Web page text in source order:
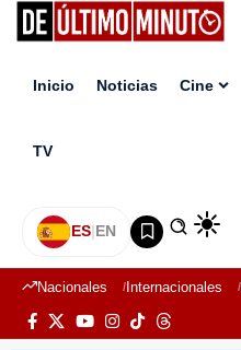
Inicio Noticias Cine
TV
ES|EN
Nacionales Internacionales